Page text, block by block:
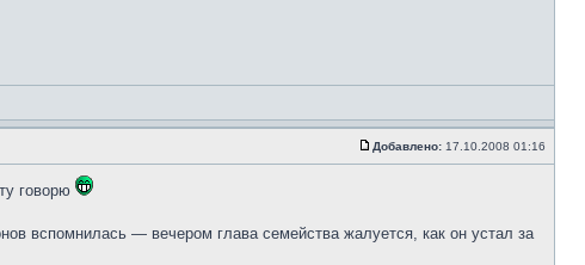
Добавлено: 17.10.2008 01:16
говорю
вспомнилась — вечером глава семейства жалуется, как он устал за